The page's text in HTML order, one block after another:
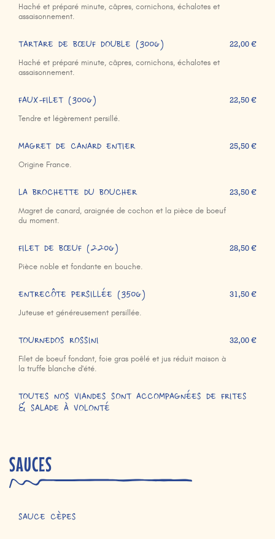
Haché et préparé minute, câpres, cornichons, échalotes et
assaisonnement.
TARTARE DE BŒUF DOUBLE (300g)
Haché et préparé minute, câpres, cornichons, échalotes et
assaisonnement.
22,00 €
FAUX-FILET (300g)
Tendre et légèrement persillé.
22,50 €
MAGRET DE CANARD ENTIER
Origine France.
25,50 €
LA BROCHETTE DU BOUCHER
Magret de canard, araignée de cochon et la pièce de boeuf
du moment.
23,50 €
FILET DE BŒUF (220g)
Pièce noble et fondante en bouche.
28,50 €
ENTRECÔTE PERSILLÉE (350g)
Juteuse et généreusement persillée.
31,50 €
TOURNEDOS ROSSINI
Filet de boeuf fondant, foie gras poêlé et jus réduit maison à
la truffe blanche d'été.
32,00 €
TOUTES NOS VIANDES SONT ACCOMPAGNÉES DE FRITES
& SALADE À VOLONTÉ
SAUCES
SAUCE CÈPES